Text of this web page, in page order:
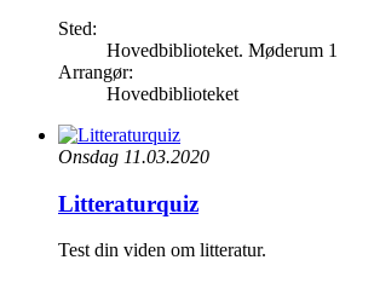
Sted:
Hovedbiblioteket. Møderum 1
Arrangør:
Hovedbiblioteket
Onsdag 11.03.2020
Litteraturquiz
Test din viden om litteratur.